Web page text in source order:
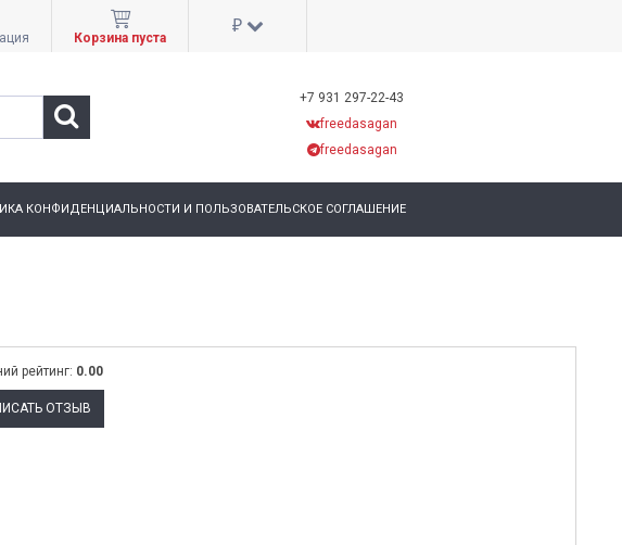
Корзина пуста
₽
+7 931 297-22-43
freedasagan
freedasagan
КОНФИДЕНЦИАЛЬНОСТИ И ПОЛЬЗОВАТЕЛЬСКОЕ СОГЛАШЕНИЕ
рейтинг: 0.00
ОТЗЫВ